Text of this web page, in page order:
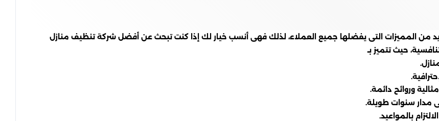
من المميزات التى يفضلها جميع العملاء، لذلك فهى أنسب خيار لك إذا كنت تبحث عن أفضل شركة تنظيف منازل
حيث تتميز بـ
وروائح دائمة.
مدار سنوات طويلة.
بالمواعيد.